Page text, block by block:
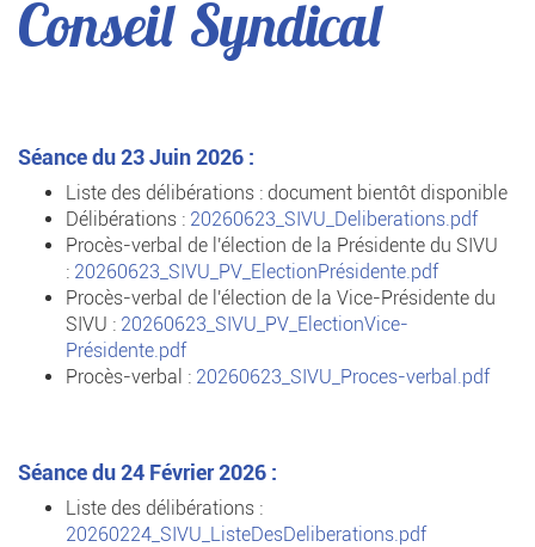
Conseil Syndical
Séance du 23 Juin 2026 :
Liste des délibérations : document bientôt disponible
Délibérations : 20260623_SIVU_Deliberations.pdf
Procès-verbal de l'élection de la Présidente du SIVU
: 20260623_SIVU_PV_ElectionPrésidente.pdf
Procès-verbal de l'élection de la Vice-Présidente du
SIVU : 20260623_SIVU_PV_ElectionVice-
Présidente.pdf
Procès-verbal : 20260623_SIVU_Proces-verbal.pdf
Séance du 24 Février 2026 :
Liste des délibérations :
20260224_SIVU_ListeDesDeliberations.pdf